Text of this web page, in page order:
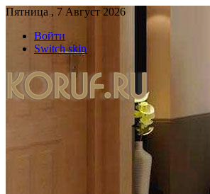
Пятница , 7 Август 2026
Войти
Switch skin